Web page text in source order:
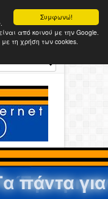
Συμφωνώ!
από κοινού με την Google.
τη χρήση των cookies.